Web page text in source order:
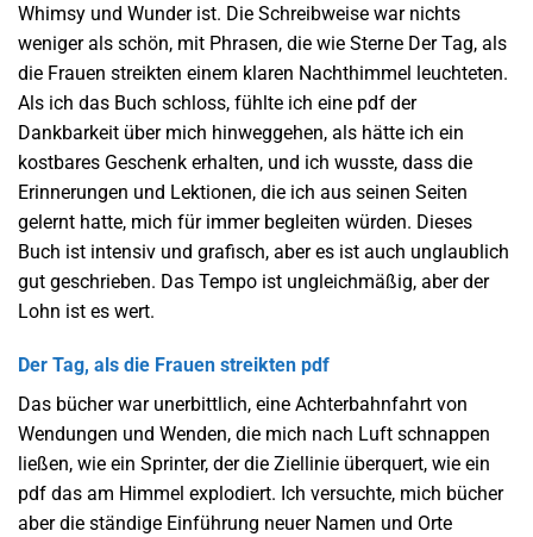
Whimsy und Wunder ist. Die Schreibweise war nichts
weniger als schön, mit Phrasen, die wie Sterne Der Tag, als
die Frauen streikten einem klaren Nachthimmel leuchteten.
Als ich das Buch schloss, fühlte ich eine pdf der
Dankbarkeit über mich hinweggehen, als hätte ich ein
kostbares Geschenk erhalten, und ich wusste, dass die
Erinnerungen und Lektionen, die ich aus seinen Seiten
gelernt hatte, mich für immer begleiten würden. Dieses
Buch ist intensiv und grafisch, aber es ist auch unglaublich
gut geschrieben. Das Tempo ist ungleichmäßig, aber der
Lohn ist es wert.
Der Tag, als die Frauen streikten pdf
Das bücher war unerbittlich, eine Achterbahnfahrt von
Wendungen und Wenden, die mich nach Luft schnappen
ließen, wie ein Sprinter, der die Ziellinie überquert, wie ein
pdf das am Himmel explodiert. Ich versuchte, mich bücher
aber die ständige Einführung neuer Namen und Orte